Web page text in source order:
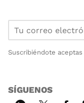
Suscribiéndote
SÍGUENOS